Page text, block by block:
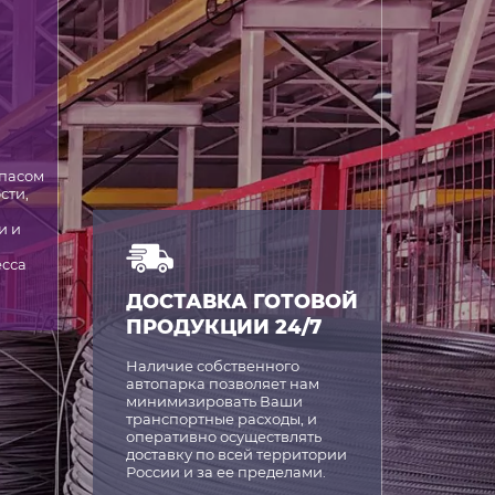
виде нескольких продольных
поперечного типа.
собой более массивные
каркасов. Между собой
для укрепления
каркас?
и компенсация
элементе. Для этого
тем более сильные нагрузки
и
ДОСТАВКА ГОТОВОЙ
ПРОДУКЦИИ 24/7
Наличие собственного
автопарка позволяет нам
минимизировать Ваши
транспортные расходы, и
оперативно осуществлять
доставку по всей территории
России и за ее пределами.